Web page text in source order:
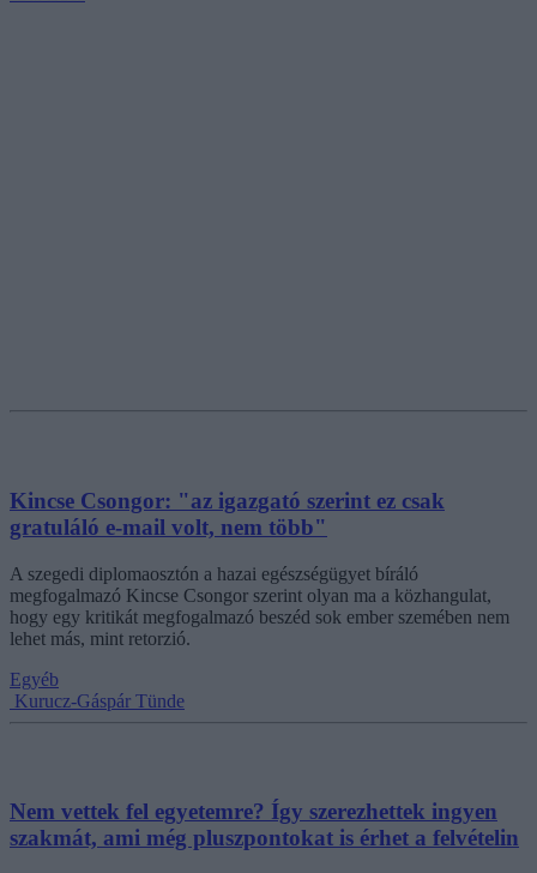
Kincse Csongor: "az igazgató szerint ez csak
gratuláló e-mail volt, nem több"
A szegedi diplomaosztón a hazai egészségügyet bíráló
megfogalmazó Kincse Csongor szerint olyan ma a közhangulat,
hogy egy kritikát megfogalmazó beszéd sok ember szemében nem
lehet más, mint retorzió.
Egyéb
Kurucz-Gáspár Tünde
Nem vettek fel egyetemre? Így szerezhettek ingyen
szakmát, ami még pluszpontokat is érhet a felvételin